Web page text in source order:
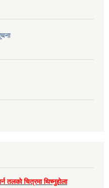
तलकाे चित्रमा थिच्नुहाेला